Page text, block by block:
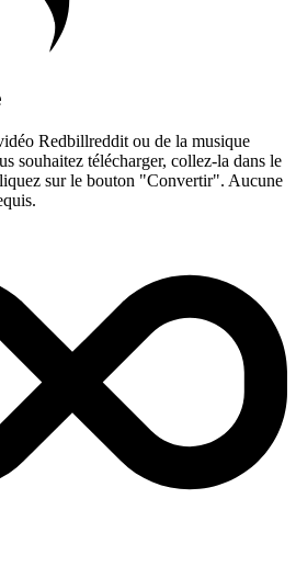
Redbillreddit ou de la musique
souhaitez télécharger, collez-la dans le
sur le bouton "Convertir". Aucune